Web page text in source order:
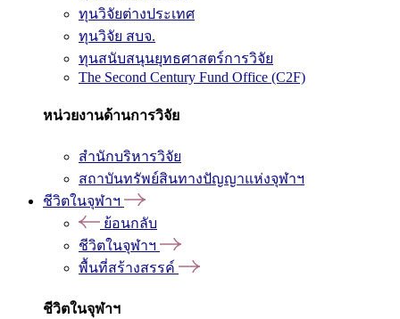
ทุนวิจัยต่างประเทศ
ทุนวิจัย สบจ.
ทุนสนับสนุนยุทธศาสตร์การวิจัย
The Second Century Fund Office (C2F)
หน่วยงานด้านการวิจัย
สำนักบริหารวิจัย
สถาบันทรัพย์สินทางปัญญาแห่งจุฬาฯ
ชีวิตในจุฬาฯ
ย้อนกลับ
ชีวิตในจุฬาฯ
พื้นที่สร้างสรรค์
ชีวิตในจุฬาฯ